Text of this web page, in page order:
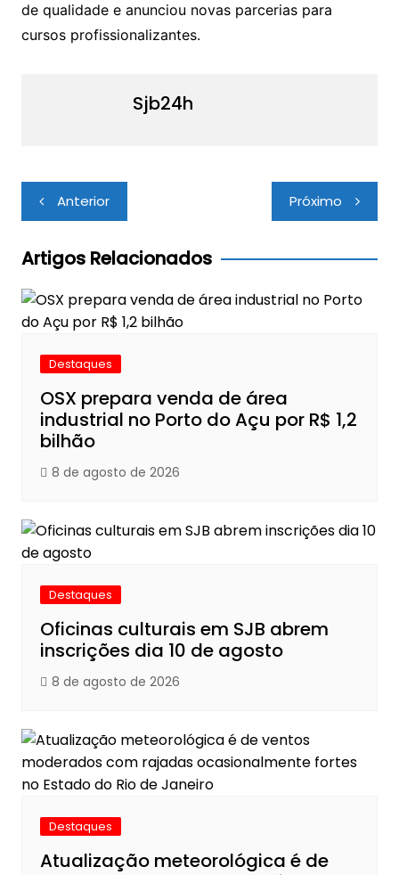
de qualidade e anunciou novas parcerias para
cursos profissionalizantes.
Sjb24h
Navegação
de
Post
Anterior Próximo
Artigos Relacionados
Destaques
OSX prepara venda de área
industrial no Porto do Açu por R$ 1,2
bilhão
8 de agosto de 2026
Destaques
Oficinas culturais em SJB abrem
inscrições dia 10 de agosto
8 de agosto de 2026
Destaques
Atualização meteorológica é de